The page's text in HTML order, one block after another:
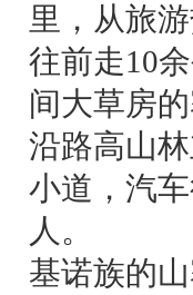
里，从旅
往前走10
间大草房
沿路高山
小道，汽
人。
基诺族的